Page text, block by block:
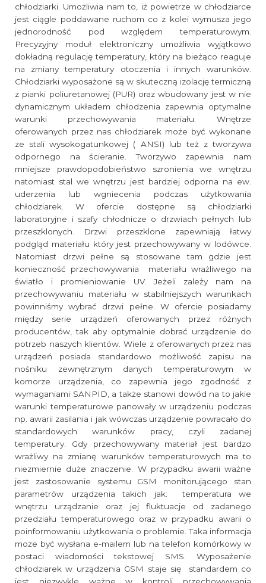
chłodziarki. Umożliwia nam to, iż powietrze w chłodziarce
jest ciągle poddawane ruchom co z kolei wymusza jego
jednorodność pod względem temperaturowym.
Precyzyjny moduł elektroniczny umożliwia wyjątkowo
dokładną regulację temperatury, który na bieżąco reaguje
na zmiany temperatury otoczenia i innych warunków.
Chłodziarki wyposażone są w skuteczną izolację termiczną
z pianki poliuretanowej (PUR) oraz wbudowany jest w nie
dynamicznym układem chłodzenia zapewnia optymalne
warunki przechowywania materiału. Wnętrze
oferowanych przez nas chłodziarek może być wykonane
ze stali wysokogatunkowej ( ANSI) lub też z tworzywa
odpornego na ścieranie. Tworzywo zapewnia nam
mniejsze prawdopodobieństwo szronienia we wnętrzu
natomiast stal we wnętrzu jest bardziej odporna na ew.
uderzenia lub wgniecenia podczas użytkowania
chłodziarek. W ofercie dostępne są chłodziarki
laboratoryjne i szafy chłodnicze o drzwiach pełnych lub
przeszklonych. Drzwi przeszklone zapewniają łatwy
podgląd materiału który jest przechowywany w lodówce.
Natomiast drzwi pełne są stosowane tam gdzie jest
konieczność przechowywania materiału wrażliwego na
światło i promieniowanie UV. Jeżeli zależy nam na
przechowywaniu materiału w stabilniejszych warunkach
powinniśmy wybrać drzwi pełne. W ofercie posiadamy
między serie urządzeń oferowanych przez różnych
producentów, tak aby optymalnie dobrać urządzenie do
potrzeb naszych klientów. Wiele z oferowanych przez nas
urządzeń posiada standardowo możliwość zapisu na
nośniku zewnętrznym danych temperaturowym w
komorze urządzenia, co zapewnia jego zgodność z
wymaganiami SANPID, a także stanowi dowód na to jakie
warunki temperaturowe panowały w urządzeniu podczas
np. awarii zasilania i jak wówczas urządzenie powracało do
standardowych warunków pracy, czyli zadanej
temperatury. Gdy przechowywany materiał jest bardzo
wrażliwy na zmianę warunków temperaturowych ma to
niezmiernie duże znaczenie. W przypadku awarii ważne
jest zastosowanie systemu GSM monitorującego stan
parametrów urządzenia takich jak: temperatura we
wnętrzu urządzanie oraz jej fluktuacje od zadanego
przedziału temperaturowego oraz w przypadku awarii o
poinformowaniu użytkowania o problemie. Taka informacja
może być wysłana e-mailem lub na telefon komórkowy w
postaci wiadomości tekstowej SMS. Wyposażenie
chłodziarek w urządzenia GSM staje się standardem co